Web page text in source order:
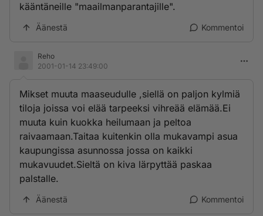
kääntäneille "maailmanparantajille".
Äänestä Kommentoi
Reho
2001-01-14 23:49:00
Mikset muuta maaseudulle ,siellä on paljon kylmiä
tiloja joissa voi elää tarpeeksi vihreää elämää.Ei
muuta kuin kuokka heilumaan ja peltoa
raivaamaan.Taitaa kuitenkin olla mukavampi asua
kaupungissa asunnossa jossa on kaikki
mukavuudet.Sieltä on kiva lärpyttää paskaa
palstalle.
Äänestä Kommentoi